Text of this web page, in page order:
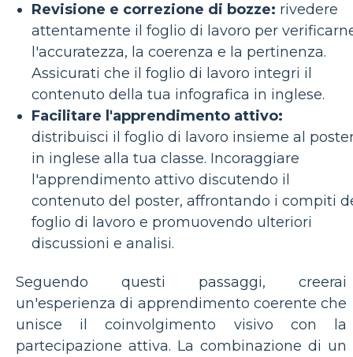
Revisione e correzione di bozze: rivedere
attentamente il foglio di lavoro per
l'accuratezza, la coerenza e la pertinenza.
Assicurati che il foglio di lavoro integri il
contenuto della tua infografica in inglese.
Facilitare l'apprendimento attivo:
distribuisci il foglio di lavoro insieme al
in inglese alla tua classe. Incoraggiare
l'apprendimento attivo discutendo il
contenuto del poster, affrontando i compiti
foglio di lavoro e promuovendo ulteriori
discussioni e analisi.
Seguendo questi passaggi, creerai
un'esperienza di apprendimento coerente che
unisce il coinvolgimento visivo con la
partecipazione attiva. La combinazione di un